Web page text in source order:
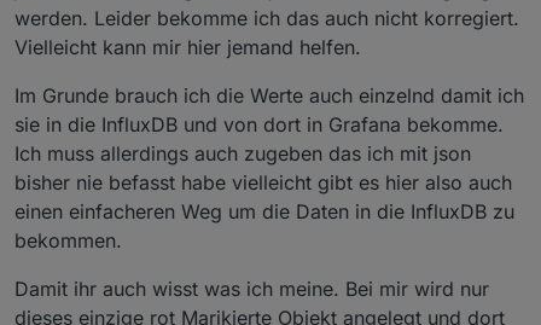
können (generell praktisch wenn es keine api gibt)
}
"maxChgSoc": 100,
"id": 49
"params": {
"id": 51,
"minDsgSoc": 30
}
Generator:
"params": {
"closeOilSoc": 80,
"id": 53
}
"params": {
"openOilSoc": 27,
"id": 52
Autoeingang:
"params": {
"currMa": 8000,
"id": 71
}
Standby:
"params": {
"id": 33,
"standByMode": 30
Wechselstrom Zeitüberschreitung:
"params": {
"standByMins": 1440,
"id": 153
AC immer eingeschaltet:
"params": {
}"lcdTime": 300,
"id": 39
werden. Leider bekomme ich das auch nicht korregiert.
Vielleicht kann mir hier jemand helfen.
Im Grunde brauch ich die Werte auch einzelnd damit ich
sie in die InfluxDB und von dort in Grafana bekomme.
Ich muss allerdings auch zugeben das ich mit json
bisher nie befasst habe vielleicht gibt es hier also auch
einen einfacheren Weg um die Daten in die InfluxDB zu
bekommen.
Damit ihr auch wisst was ich meine. Bei mir wird nur
dieses einzige rot Marikierte Objekt angelegt und dort